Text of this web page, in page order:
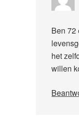
Ben 72
het
willen